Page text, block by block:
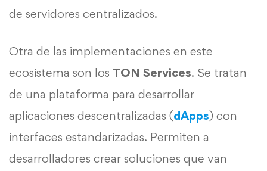
de servidores centralizados.
Otra de las implementaciones en este
ecosistema son los TON Services. Se tratan
de una plataforma para desarrollar
aplicaciones descentralizadas (dApps) con
interfaces estandarizadas. Permiten a
desarrolladores crear soluciones que van